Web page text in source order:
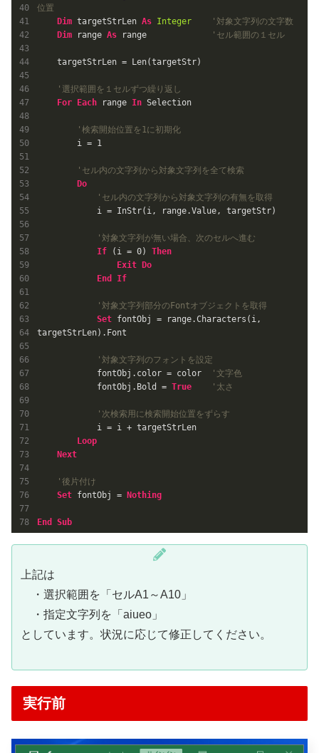
位置
Dim targetStrLen As Integer
'対象文字列の文字数
Dim range As range 'セル範囲の１セル
'選択範囲を１セルずつ繰り返し
For Each range In Selection
'検索開始位置を1に初期化
        i =
1
'セル内の文字列から対象文字列を全て検索
Do
'セル内の文字列から対象文字列の有無を取得
'対象文字列が無い場合、次のセルへ進む
If (i = 0) Then
Exit Do
End
If
'対象文字列部分のFontオブジェクトを取得
Set fontObj = range.Characters(i,
targetStrLen).Font
'対象文字列のフォントを設定
            fontObj.color = color
'文字色
            fontObj.Bold =
True '太さ
'次検索用に検索開始位置をずらす
Loop
Next
'後片付け
Set fontObj = Nothing
End Sub
上記は
・選択範囲を「セルA1～A10」
・指定文字列を「aiueo」
としています。状況に応じて修正してください。
実行前